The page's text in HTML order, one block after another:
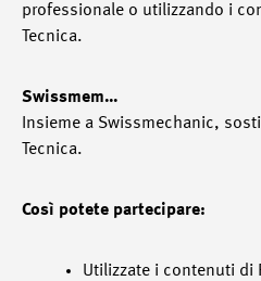
professionale o utilizzando i
Tecnica.
Swissmem…
Insieme a Swissmechanic,
Tecnica.
Così potete partecipare:
Utilizzate i contenuti di